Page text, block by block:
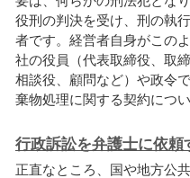
役刑の判決を受け、刑の執
者です。経営者自身がこの
社の役員（代表取締役、取
相談役、顧問など）や政令
棄物処理に関する契約につ
行政訴訟を弁護士に依頼
正直なところ、国や地方公